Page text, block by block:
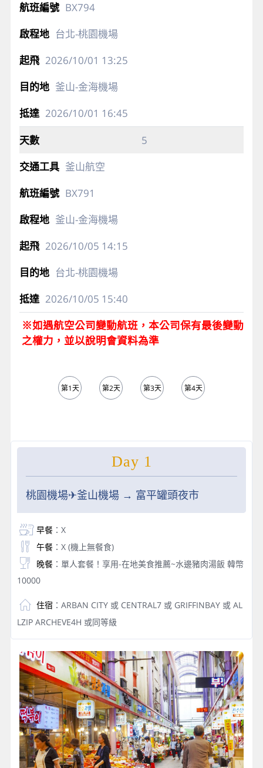
BX794
台北-桃園機場
2026/10/01 13:25
釜山-金海機場
2026/10/01 16:45
5
釜山航空
BX791
釜山-金海機場
2026/10/05 14:15
台北-桃園機場
2026/10/05 15:40
※如遇航空公司變動航班，本公司保有最後變動
之權力，並以說明會資料為準
第1天 第2天 第3天 第4天
Day 1
桃園機場✈︎釜山機場 → 富平罐頭夜市
早餐：X
午餐：X (機上無餐食)
晚餐：單人套餐！享用-在地美食推薦~水邊豬肉湯飯 韓幣
10000
住宿 ：ARBAN CITY 或 CENTRAL7 或 GRIFFINBAY 或 AL
LZIP ARCHEVE4H 或同等級